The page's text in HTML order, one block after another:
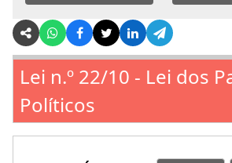
Lei n.º 22/10 - Lei dos
Políticos